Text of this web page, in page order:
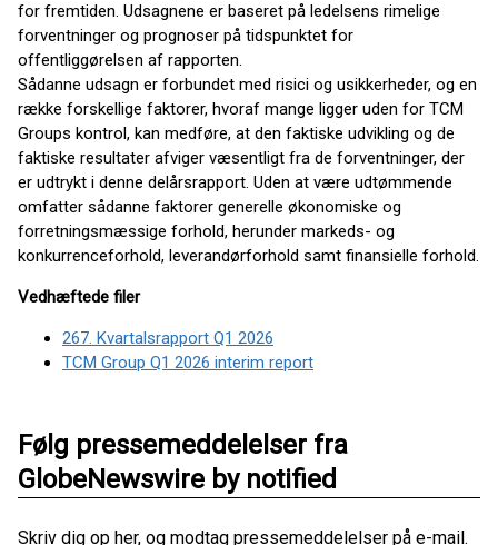
for fremtiden. Udsagnene er baseret på ledelsens rimelige
forventninger og prognoser på tidspunktet for
offentliggørelsen af rapporten.
Sådanne udsagn er forbundet med risici og usikkerheder, og en
række forskellige faktorer, hvoraf mange ligger uden for TCM
Groups kontrol, kan medføre, at den faktiske udvikling og de
faktiske resultater afviger væsentligt fra de forventninger, der
er udtrykt i denne delårsrapport. Uden at være udtømmende
omfatter sådanne faktorer generelle økonomiske og
forretningsmæssige forhold, herunder markeds- og
konkurrenceforhold, leverandørforhold samt finansielle forhold.
Vedhæftede filer
267. Kvartalsrapport Q1 2026
TCM Group Q1 2026 interim report
Følg pressemeddelelser fra
GlobeNewswire by notified
Skriv dig op her, og modtag pressemeddelelser på e-mail.